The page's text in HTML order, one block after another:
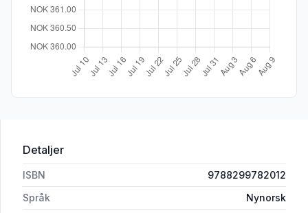
Detaljer
ISBN
9788299782012
Språk
Nynorsk